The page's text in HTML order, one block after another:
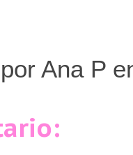
Ana P